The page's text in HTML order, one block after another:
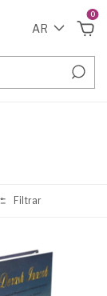
AR
0
Filtrar